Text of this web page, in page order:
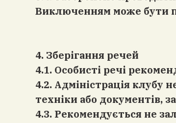
Виключенням може бути
4. Зберігання речей
4.1. Особисті речі
4.2. Адміністрація клубу
техніки або документів,
4.3. Рекомендується не